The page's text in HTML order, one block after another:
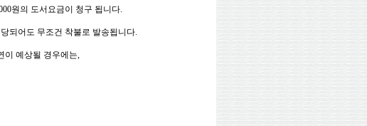
원의 도서요금이 청구 됩니다.
되어도 무조건 착불로 발송됩니다.
이 예상될 경우에는,